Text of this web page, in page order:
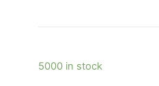
5000 in stock